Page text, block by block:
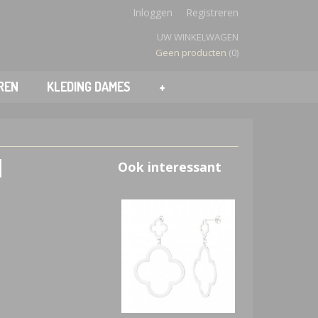
Inloggen Registreren
UW WINKELWAGEN
Geen producten (0)
KLEDING DAMES +
Ook interessant